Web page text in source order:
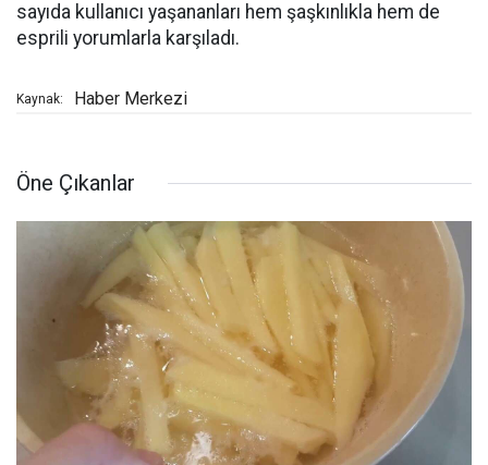
sayıda kullanıcı yaşananları hem şaşkınlıkla hem de
esprili yorumlarla karşıladı.
Kaynak: Haber Merkezi
Öne Çıkanlar